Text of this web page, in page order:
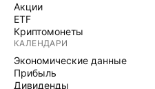
Акции
ETF
Криптомонеты
КАЛЕНДАРИ
Экономические данные
Прибыль
Дивиденды